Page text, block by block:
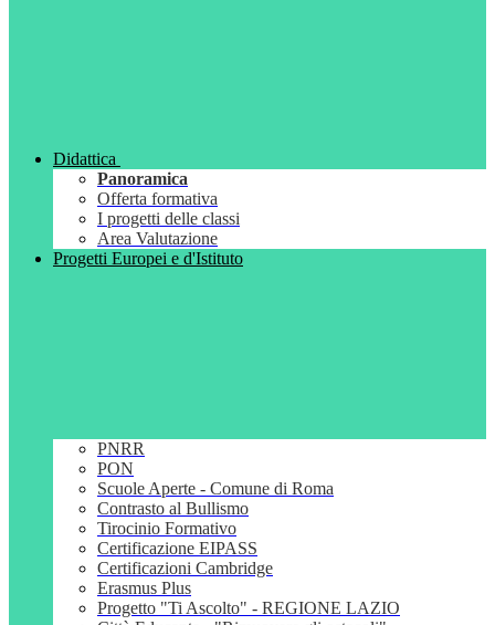
Didattica
Panoramica
Offerta formativa
I progetti delle classi
Area Valutazione
Progetti Europei e d'Istituto
PNRR
PON
Scuole Aperte - Comune di Roma
Contrasto al Bullismo
Tirocinio Formativo
Certificazione EIPASS
Certificazioni Cambridge
Erasmus Plus
Progetto "Ti Ascolto" - REGIONE LAZIO